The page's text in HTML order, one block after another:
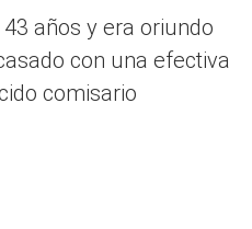
años y era oriundo
con una efectiva
comisario